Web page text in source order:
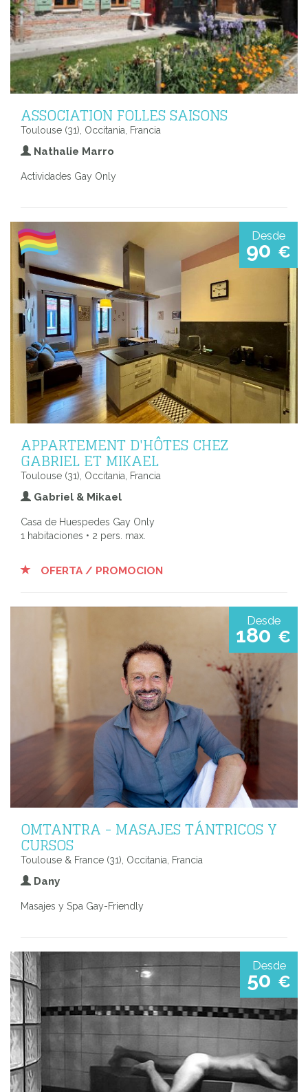
ASSOCIATION FOLLES SAISONS
Toulouse (31), Occitania, Francia
Nathalie Marro
Actividades Gay Only
Desde
90 €
APPARTEMENT D'HÔTES CHEZ
GABRIEL ET MIKAEL
Toulouse (31), Occitania, Francia
Gabriel & Mikael
Casa de Huespedes Gay Only
1 habitaciones • 2 pers. max.
OFERTA / PROMOCION
Desde
180 €
OMTANTRA - MASAJES TÁNTRICOS Y
CURSOS
Toulouse & France (31), Occitania, Francia
Dany
Masajes y Spa Gay-Friendly
Desde
50 €